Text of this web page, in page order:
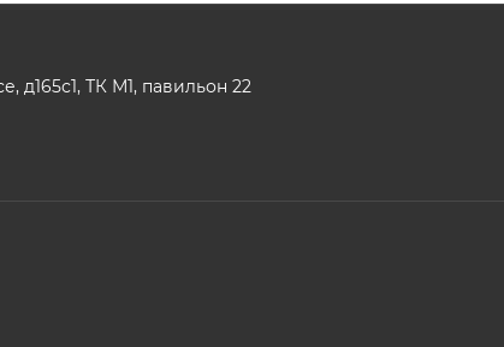
ТК М1, павильон 22